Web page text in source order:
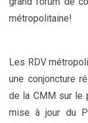
métropolitaine!
Les RDV
une conjoncture
de la CMM sur le
mise à jour du